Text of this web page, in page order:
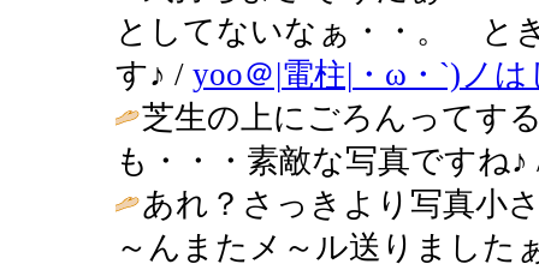
としてないなぁ・・。 と
す♪ / yoo＠|電柱|・ω・`)ノ
芝生の上にごろんってす
も・・・素敵な写真ですね
あれ？さっきより写真小
～んまたメ～ル送りまし